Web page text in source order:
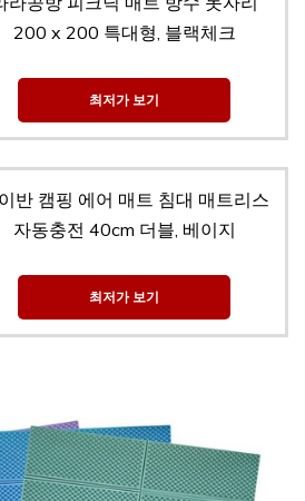
200 x 200 특대형, 블랙체크
최저가 보기
반 캠핑 에어 매트 침대 매트리스
자동충전 40cm 더블, 베이지
최저가 보기